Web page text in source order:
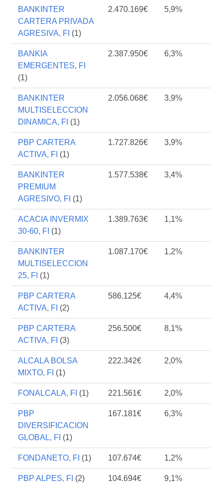
BANKINTER
CARTERA PRIVADA
AGRESIVA, FI (1)
2.470.169€ 5,9%
BANKIA
EMERGENTES, FI
(1)
2.387.950€ 6,3%
BANKINTER
MULTISELECCION
DINAMICA, FI (1)
2.056.068€ 3,9%
PBP CARTERA
ACTIVA, FI (1)
1.727.826€ 3,9%
BANKINTER
PREMIUM
AGRESIVO, FI (1)
1.577.538€ 3,4%
ACACIA INVERMIX
30-60, FI (1)
1.389.763€ 1,1%
BANKINTER
MULTISELECCION
25, FI (1)
1.087.170€ 1,2%
PBP CARTERA
ACTIVA, FI (2)
586.125€ 4,4%
PBP CARTERA
ACTIVA, FI (3)
256.500€ 8,1%
ALCALA BOLSA
MIXTO, FI (1)
222.342€ 2,0%
FONALCALA, FI (1) 221.561€ 2,0%
PBP
DIVERSIFICACION
GLOBAL, FI (1)
167.181€ 6,3%
FONDANETO, FI (1) 107.674€ 1,2%
PBP ALPES, FI (2) 104.694€ 9,1%